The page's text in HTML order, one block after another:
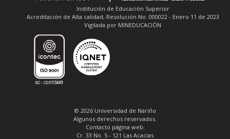
Institución de Educación Superior
Acreditación de Alta calidad, Resolución No. 000022 - Enero 11 de 2023
Vigilada por MINEDUCACIÓN
© 2026 Universidad de Nariño
Algunos derechos reservados.
Contacto página web:
Cr. 33 No. 5 - 121 Las Acacias